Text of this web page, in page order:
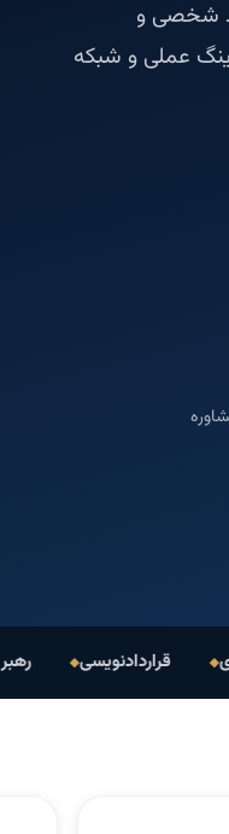
شخصی و
عملی و شبکه
رهبری املاک